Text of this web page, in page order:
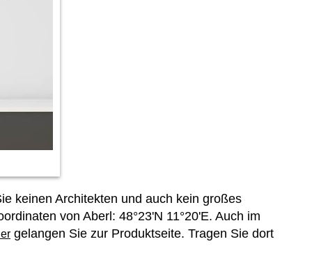
keinen Architekten und auch kein großes
von Aberl: 48°23'N 11°20'E. Auch im
gelangen Sie zur Produktseite. Tragen Sie dort